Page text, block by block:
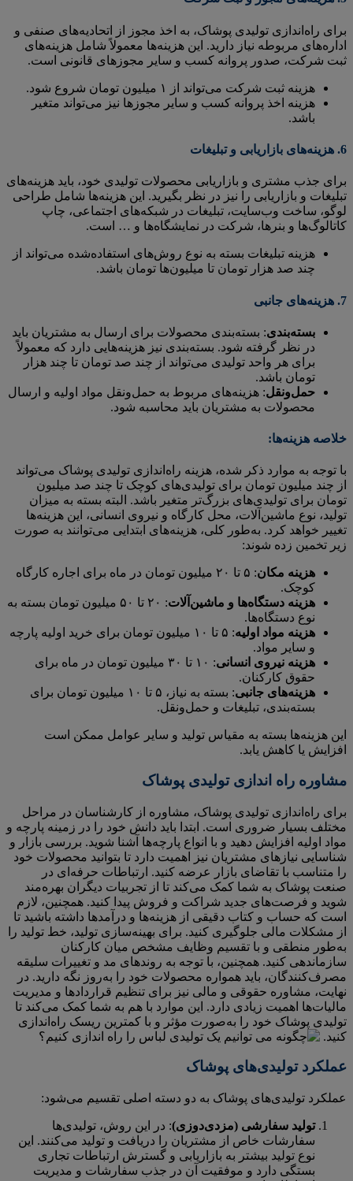
برای راه‌اندازی تولیدی پوشاک، به اخذ مجوز از اتحادیه‌های صنفی و
اداره‌های مربوطه نیاز دارید. این هزینه‌ها معمولاً شامل هزینه‌های
ثبت شرکت، صدور پروانه کسب و سایر مجوزهای قانونی است.
هزینه ثبت شرکت می‌تواند از ۱ میلیون تومان شروع شود.
هزینه اخذ پروانه کسب و سایر مجوزها نیز می‌تواند متغیر
باشد.
6. هزینه‌های بازاریابی و تبلیغات
برای جذب مشتری و بازاریابی محصولات تولیدی خود، باید هزینه‌های
تبلیغات و بازاریابی را نیز در نظر بگیرید. این هزینه‌ها شامل طراحی
لوگو، ساخت وب‌سایت، تبلیغات در شبکه‌های اجتماعی، چاپ
کاتالوگ‌ها و بنرها، شرکت در نمایشگاه‌ها و … است.
هزینه تبلیغات بسته به نوع روش‌های استفاده‌شده می‌تواند از
چند صد هزار تومان تا میلیون‌ها تومان باشد.
7. هزینه‌های جانبی
بسته‌بندی: بسته‌بندی محصولات برای ارسال به مشتریان باید
در نظر گرفته شود. بسته‌بندی نیز هزینه‌هایی دارد که معمولاً
برای هر واحد تولیدی می‌تواند از چند صد تومان تا چند هزار
تومان باشد.
حمل‌ونقل: هزینه‌های مربوط به حمل‌ونقل مواد اولیه و ارسال
محصولات به مشتریان باید محاسبه شود.
خلاصه هزینه‌ها:
با توجه به موارد ذکر شده، هزینه راه‌اندازی تولیدی پوشاک می‌تواند
از چند میلیون تومان برای تولیدی‌های کوچک تا چند صد میلیون
تومان برای تولیدی‌های بزرگ‌تر متغیر باشد. البته بسته به میزان
تولید، نوع ماشین‌آلات، محل کارگاه و نیروی انسانی، این هزینه‌ها
تغییر خواهد کرد. به‌طور کلی، هزینه‌های ابتدایی می‌توانند به صورت
زیر تخمین زده شوند:
هزینه مکان
: ۵ تا ۲۰ میلیون تومان در ماه برای اجاره کارگاه
کوچک.
هزینه دستگاه‌ها و ماشین‌آلات
: ۲۰ تا ۵۰ میلیون تومان بسته به
نوع دستگاه‌ها.
هزینه مواد اولیه
: ۵ تا ۱۰ میلیون تومان برای خرید اولیه پارچه
و سایر مواد.
هزینه نیروی انسانی
: ۱۰ تا ۳۰ میلیون تومان در ماه برای
حقوق کارکنان.
هزینه‌های جانبی
: بسته به نیاز، ۵ تا ۱۰ میلیون تومان برای
بسته‌بندی، تبلیغات و حمل‌ونقل.
این هزینه‌ها بسته به مقیاس تولید و سایر عوامل ممکن است
افزایش یا کاهش یابد.
مشاوره راه اندازی تولیدی پوشاک
برای راه‌اندازی تولیدی پوشاک، مشاوره از کارشناسان در مراحل
مختلف بسیار ضروری است. ابتدا باید دانش خود را در زمینه پارچه و
مواد اولیه افزایش دهید و با انواع پارچه‌ها آشنا شوید. بررسی بازار و
شناسایی نیازهای مشتریان نیز اهمیت دارد تا بتوانید محصولات خود
را متناسب با تقاضای بازار عرضه کنید. ارتباطات حرفه‌ای در
صنعت پوشاک به شما کمک می‌کند تا از تجربیات دیگران بهره‌مند
شوید و فرصت‌های جدید شراکت و فروش پیدا کنید. همچنین، لازم
است که حساب و کتاب دقیقی از هزینه‌ها و درآمدها داشته باشید تا
از مشکلات مالی جلوگیری کنید. برای بهینه‌سازی تولید، خط تولید را
به‌طور منطقی و با تقسیم وظایف مشخص میان کارکنان
سازماندهی کنید. همچنین، با توجه به روندهای مد و تغییرات سلیقه
مصرف‌کنندگان، باید همواره محصولات خود را به‌روز نگه دارید. در
نهایت، مشاوره حقوقی و مالی نیز برای تنظیم قراردادها و مدیریت
مالیات‌ها اهمیت زیادی دارد. این موارد با هم به شما کمک می‌کند تا
تولیدی پوشاک خود را به‌صورت مؤثر و با کمترین ریسک راه‌اندازی
کنید.
عملکرد تولیدی‌های پوشاک
عملکرد تولیدی‌های پوشاک به دو دسته اصلی تقسیم می‌شود:
تولید سفارشی (مزدی‌دوزی): در این روش، تولیدی‌ها
سفارشات خاص از مشتریان را دریافت و تولید می‌کنند. این
نوع تولید بیشتر به بازاریابی و گسترش ارتباطات تجاری
بستگی دارد و موفقیت آن در جذب سفارشات و مدیریت